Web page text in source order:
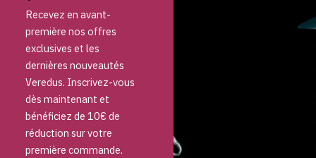
Recevez en avant-
première nos offres
exclusives et les
dernières nouveautés
Veredus. Inscrivez-vous
dès maintenant et
bénéficiez de 10€ de
réduction sur votre
première commande.